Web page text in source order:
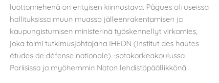
luottomiehenä on erityisen kiinnostava. Pâgues oli useissa
hallituksissa muun muassa jälleenrakentamisen ja
kaupungistumisen ministerinä työskennellyt virkamies,
joka toimi tutkimusjohtajana IHEDN (Institut des hautes
études de défense nationale) -sotakorkeakoulussa
Pariisissa ja myöhemmin Naton lehdistöpäällikkönä.